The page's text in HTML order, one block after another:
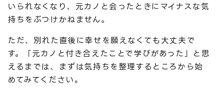
いられなくなり、元カノと会ったときにマイナスな気
持ちをぶつけかねません。
ただ、別れた直後に幸せを願えなくても大丈夫で
す。「元カノと付き合えたことで学びがあった」と思
えるまでは、まずは気持ちを整理するところから始
めてみてください。